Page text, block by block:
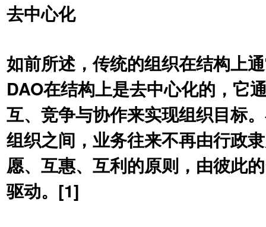
去中⼼化
如前所述，传统的组织在结构上
DAO在结构上是去中⼼化的，它
互、竞争与协作来实现组织⽬标
组织之间，业务往来不再由⾏政
愿、互惠、互利的原则，由彼此
驱动。[1]